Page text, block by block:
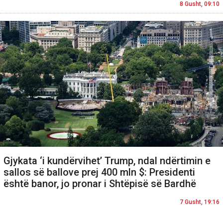
8 Gusht, 09:10
Gjykata ‘i kundërvihet’ Trump, ndal ndërtimin e
sallos së ballove prej 400 mln $: Presidenti
është banor, jo pronar i Shtëpisë së Bardhë
7 Gusht, 19:16